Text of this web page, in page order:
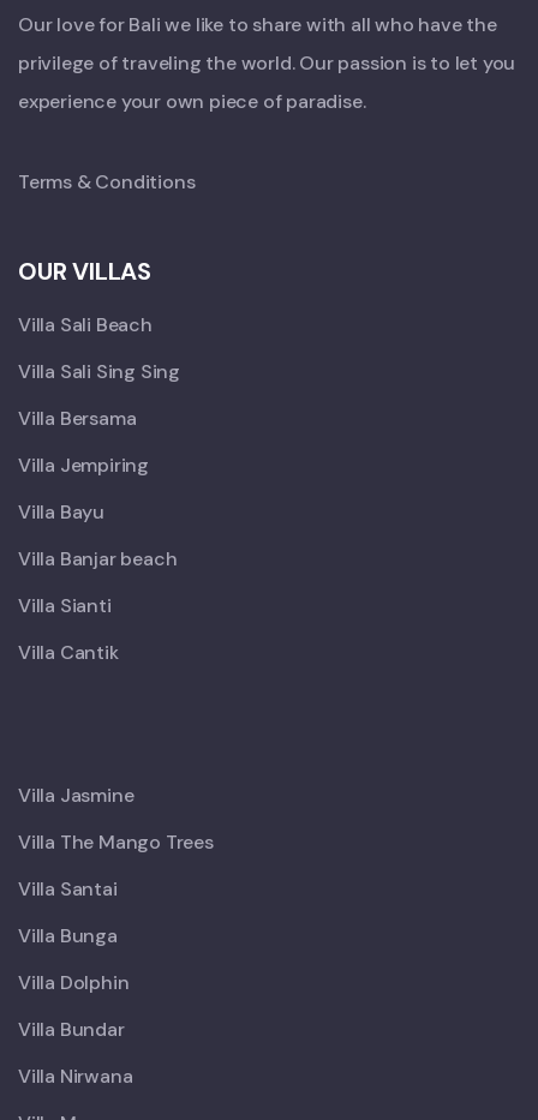
Our love for Bali we like to share with all who have the
privilege of traveling the world. Our passion is to let you
experience your own piece of paradise.
Terms & Conditions
OUR VILLAS
Villa Sali Beach
Villa Sali Sing Sing
Villa Bersama
Villa Jempiring
Villa Bayu
Villa Banjar beach
Villa Sianti
Villa Cantik
Villa Jasmine
Villa The Mango Trees
Villa Santai
Villa Bunga
Villa Dolphin
Villa Bundar
Villa Nirwana